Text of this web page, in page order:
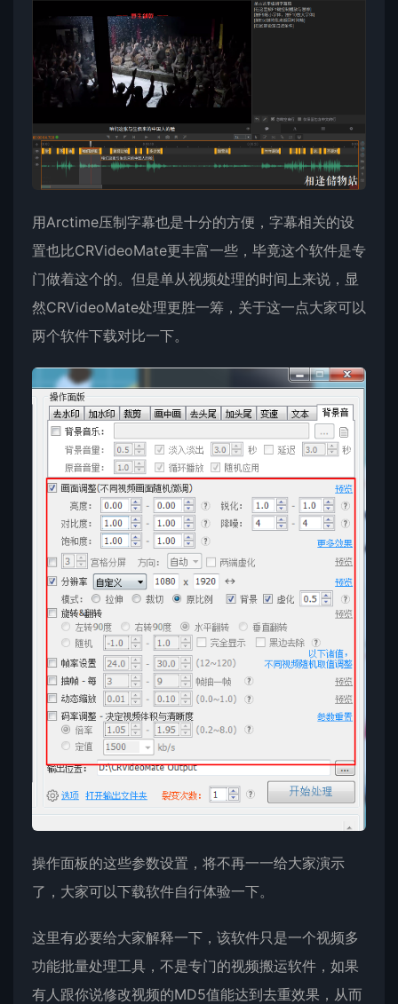
用Arctime压制字幕也是十分的方便，字幕相关的设
置也比CRVideoMate更丰富一些，毕竟这个软件是专
门做着这个的。但是单从视频处理的时间上来说，显
然CRVideoMate处理更胜一筹，关于这一点大家可以
两个软件下载对比一下。
操作面板的这些参数设置，将不再一一给大家演示
了，大家可以下载软件自行体验一下。
这里有必要给大家解释一下，该软件只是一个视频多
功能批量处理工具，不是专门的视频搬运软件，如果
有人跟你说修改视频的MD5值能达到去重效果，从而